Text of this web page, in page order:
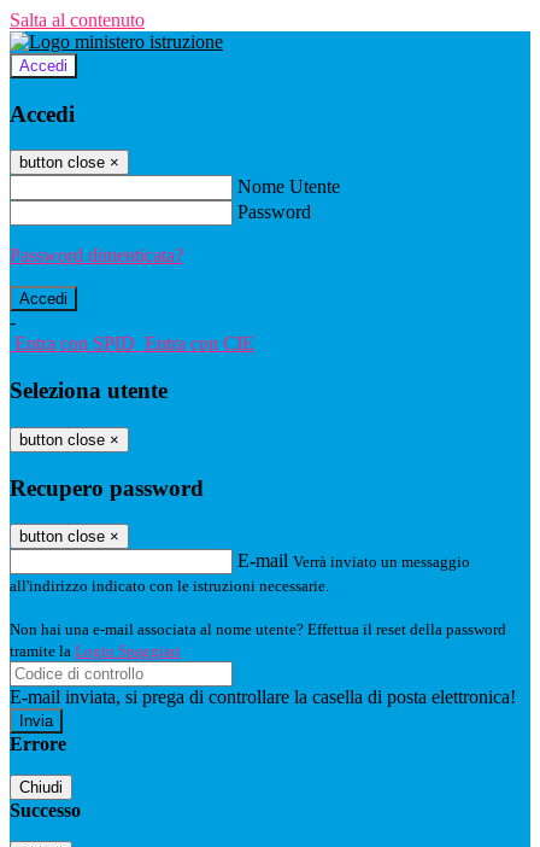
Salta al contenuto
Accedi
Accedi
button close ×
Nome Utente
Password
Password dimenticata?
-
Entra con SPID Entra con CIE
Seleziona utente
button close ×
Recupero password
button close ×
E-mail Verrà inviato un messaggio
all'indirizzo indicato con le istruzioni necessarie.
Non hai una e-mail associata al nome utente? Effettua il reset della password
tramite la Login Spaggiari
E-mail inviata, si prega di controllare la casella di posta elettronica!
Errore
Chiudi
Successo